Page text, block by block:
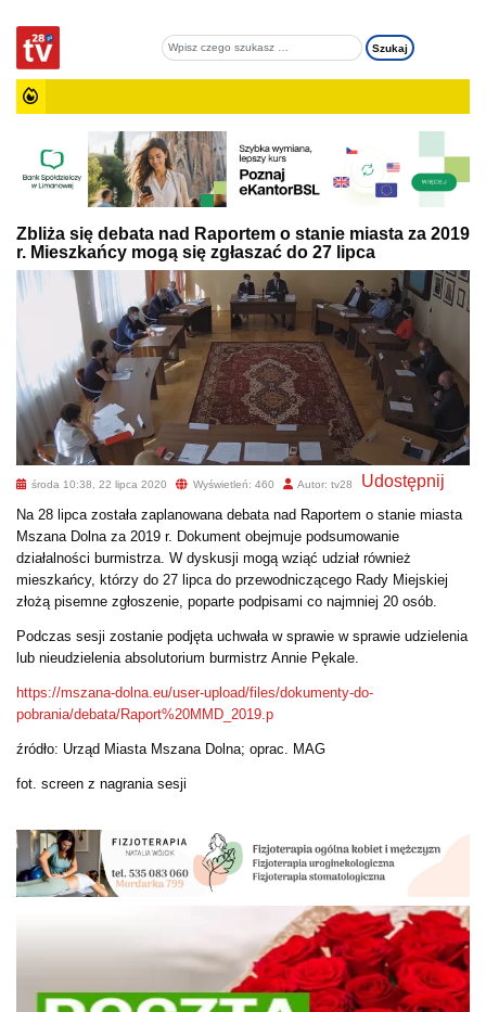
Zbliża się debata nad Raportem o stanie miasta za 2019
r. Mieszkańcy mogą się zgłaszać do 27 lipca
środa 10:38, 22 lipca 2020 Wyświetleń: 460 Autor: tv28 Udostępnij
Na 28 lipca została zaplanowana debata nad Raportem o stanie miasta
Mszana Dolna za 2019 r. Dokument obejmuje podsumowanie
działalności burmistrza. W dyskusji mogą wziąć udział również
mieszkańcy, którzy do 27 lipca do przewodniczącego Rady Miejskiej
złożą pisemne zgłoszenie, poparte podpisami co najmniej 20 osób.
Podczas sesji zostanie podjęta uchwała w sprawie w sprawie udzielenia
lub nieudzielenia absolutorium burmistrz Annie Pękale.
https://mszana-dolna.eu/user-upload/files/dokumenty-do-
pobrania/debata/Raport%20MMD_2019.p
źródło: Urząd Miasta Mszana Dolna; oprac. MAG
fot. screen z nagrania sesji